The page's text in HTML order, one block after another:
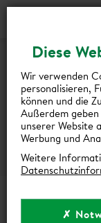
Diese
Wir verwenden
personalisieren,
können und die
Außerdem
unserer Website
Werbung und
Weitere
✗
ENERGIE,
DIE
MEHR
KANN
ENERGIE,